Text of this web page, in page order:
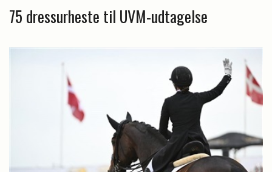
75 dressurheste til UVM-udtagelse